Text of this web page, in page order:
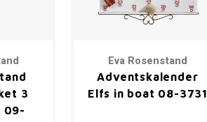
3
09-
Eva Rosenstand
Adventskalender
Elfs in boat 08-3731